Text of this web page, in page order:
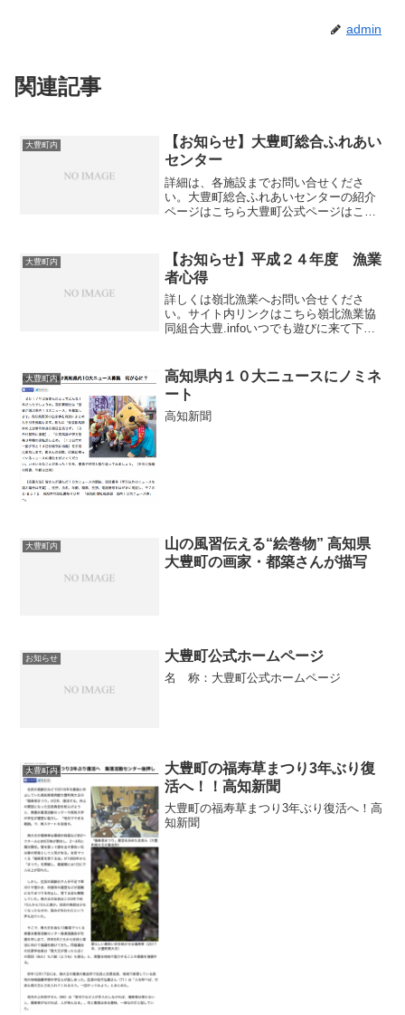
admin
関連記事
大豊町内
【お知らせ】大豊町総合ふれあい
センター
詳細は、各施設までお問い合せくださ
い。大豊町総合ふれあいセンターの紹介
ページはこちら大豊町公式ページはこち
大豊町内
【お知らせ】平成２４年度 漁業
者心得
詳しくは嶺北漁業へお問い合せくださ
い。サイト内リンクはこちら嶺北漁業協
同組合大豊.infoいつでも遊びに来て下さ
大豊町内
高知県内１０大ニュースにノミネ
ート
高知新聞
大豊町内
山の風習伝える“絵巻物” 高知県
大豊町の画家・都築さんが描写
お知らせ 大豊町公式ホームページ
名 称：大豊町公式ホームページ
大豊町内
大豊町の福寿草まつり3年ぶり復
活へ！！高知新聞
大豊町の福寿草まつり3年ぶり復活へ！高
知新聞